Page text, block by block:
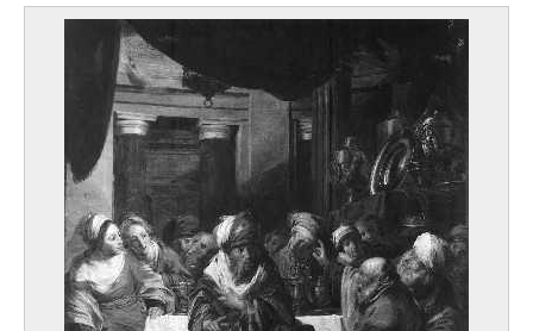
Van Assche Auguste Lambert
Brussel 1797 - 1864
Van Assche Henri
Brussel 1774 - 1841
van Assche Petrus
Laken / Brussel 1897 - Oostende 1974
Van Asten War
Arendonk 1888 - Elsene / Brussel 1958
van Avont Pieter
Mechelen 1600 - Deurne / Antwerpen 1652
van Baburen Dirck